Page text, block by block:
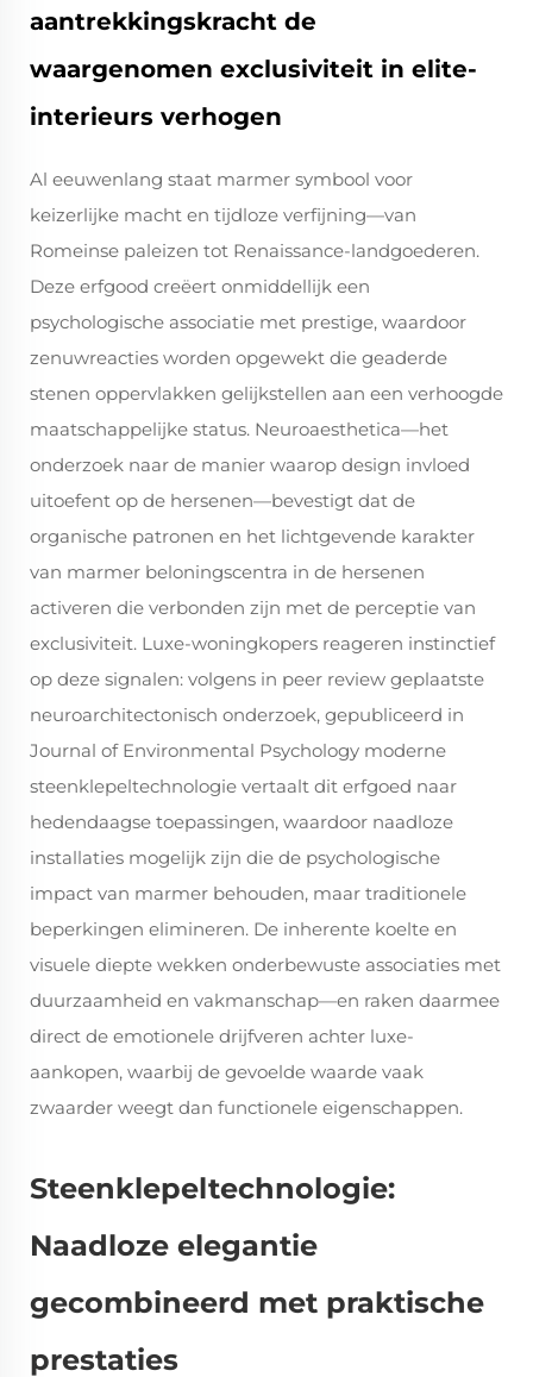
aantrekkingskracht de
waargenomen exclusiviteit in elite-
interieurs verhogen
Al eeuwenlang staat marmer symbool voor
keizerlijke macht en tijdloze verfijning—van
Romeinse paleizen tot Renaissance-landgoederen.
Deze erfgood creëert onmiddellijk een
psychologische associatie met prestige, waardoor
zenuwreacties worden opgewekt die geaderde
stenen oppervlakken gelijkstellen aan een verhoogde
maatschappelijke status. Neuroaesthetica—het
onderzoek naar de manier waarop design invloed
uitoefent op de hersenen—bevestigt dat de
organische patronen en het lichtgevende karakter
van marmer beloningscentra in de hersenen
activeren die verbonden zijn met de perceptie van
exclusiviteit. Luxe-woningkopers reageren instinctief
op deze signalen: volgens in peer review geplaatste
neuroarchitectonisch onderzoek, gepubliceerd in
Journal of Environmental Psychology moderne
steenklepeltechnologie vertaalt dit erfgoed naar
hedendaagse toepassingen, waardoor naadloze
installaties mogelijk zijn die de psychologische
impact van marmer behouden, maar traditionele
beperkingen elimineren. De inherente koelte en
visuele diepte wekken onderbewuste associaties met
duurzaamheid en vakmanschap—en raken daarmee
direct de emotionele drijfveren achter luxe-
aankopen, waarbij de gevoelde waarde vaak
zwaarder weegt dan functionele eigenschappen.
Steenklepeltechnologie:
Naadloze elegantie
gecombineerd met praktische
prestaties